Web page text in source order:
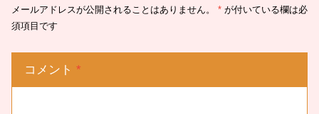
メールアドレスが公開されることはありません。 * が付いている欄は必
須項目です
コメント *